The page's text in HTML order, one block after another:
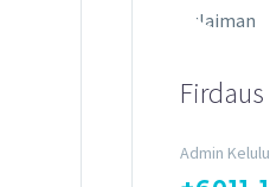
Admin